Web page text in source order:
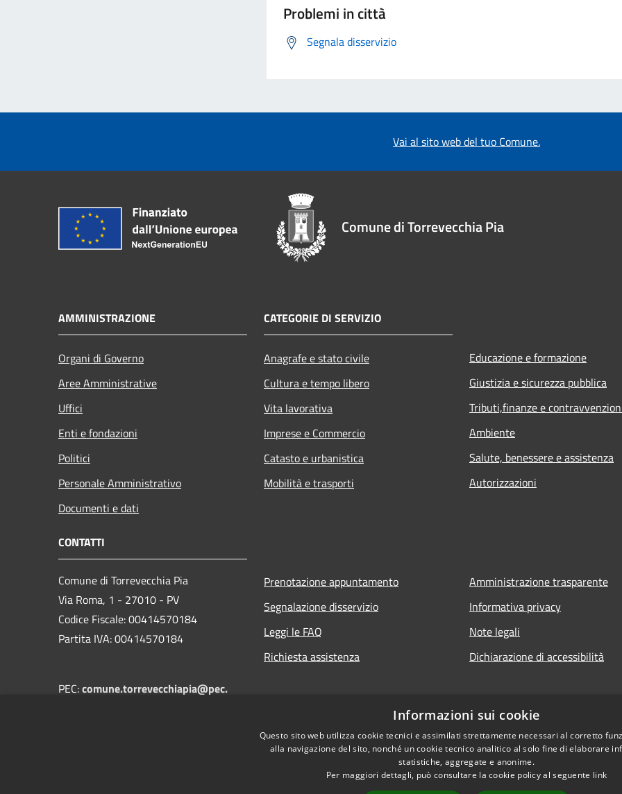
Problemi in città
Segnala disservizio
Vai al sito web del tuo Comune.
Comune di Torrevecchia Pia
AMMINISTRAZIONE
Organi di Governo
Aree Amministrative
Uffici
Enti e fondazioni
Politici
Personale Amministrativo
Documenti e dati
CATEGORIE DI SERVIZIO
Anagrafe e stato civile
Cultura e tempo libero
Vita lavorativa
Imprese e Commercio
Catasto e urbanistica
Mobilità e trasporti
Educazione e formazione
Giustizia e sicurezza pubblica
Tributi,finanze e
Ambiente
Salute, benessere e assistenza
Autorizzazioni
CONTATTI
Comune di Torrevecchia Pia
Via Roma, 1 - 27010 - PV
Codice Fiscale: 00414570184
Partita IVA: 00414570184
PEC:comune.torrevecchiapia@pec.
Prenotazione appuntamento
Segnalazione disservizio
Leggi le FAQ
Richiesta assistenza
Amministrazione trasparente
Informativa privacy
Note legali
Dichiarazione di accessibilità
Informazioni sui cookie
Questo sito web utilizza cookie tecnici e assimilati strettamente necessari al corretto
alla navigazione del sito, nonché un cookie tecnico analitico al solo fine di elaborare
statistiche, aggregate e anonime.
Per maggiori dettagli, può consultare la cookie policy al seguente link